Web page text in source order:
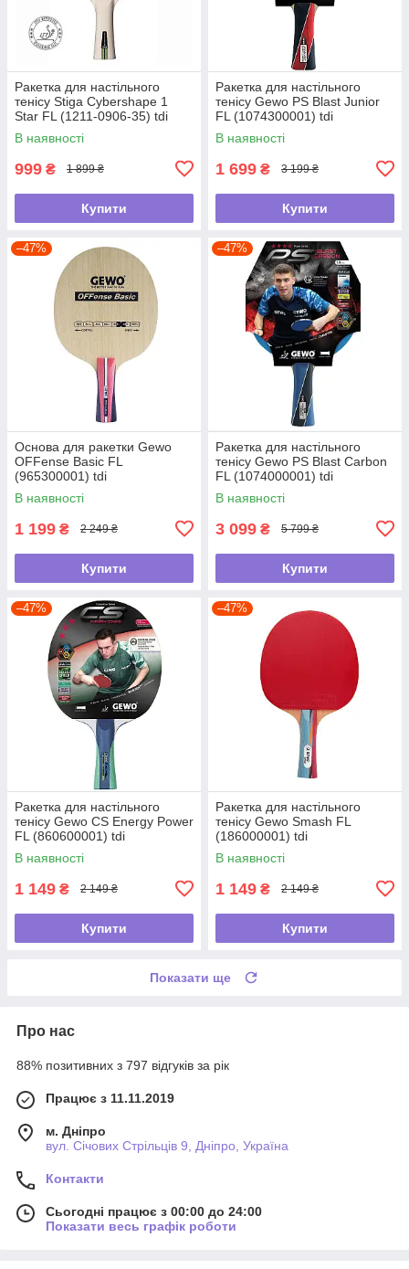
Ракетка для настільного
тенісу Stiga Cybershape 1
Star FL (1211-0906-35) tdi
В наявності
999 ₴ 1 899 ₴
Купити
Ракетка для настільного
тенісу Gewo PS Blast Junior
FL (1074300001) tdi
В наявності
1 699 ₴ 3 199 ₴
Купити
–47%
Основа для ракетки Gewo
OFFense Basic FL
(965300001) tdi
В наявності
1 199 ₴ 2 249 ₴
Купити
–47%
Ракетка для настільного
тенісу Gewo PS Blast Carbon
FL (1074000001) tdi
В наявності
3 099 ₴ 5 799 ₴
Купити
–47%
Ракетка для настільного
тенісу Gewo CS Energy Power
FL (860600001) tdi
В наявності
1 149 ₴ 2 149 ₴
Купити
–47%
Ракетка для настільного
тенісу Gewo Smash FL
(186000001) tdi
В наявності
1 149 ₴ 2 149 ₴
Купити
Показати ще
Про нас
88% позитивних з 797 відгуків за рік
Працює з 11.11.2019
м. Дніпро
вул. Січових Стрільців 9, Дніпро, Україна
Контакти
Сьогодні працює з 00:00 до 24:00
Показати весь графік роботи